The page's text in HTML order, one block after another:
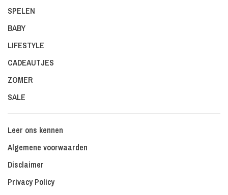
SPELEN
BABY
LIFESTYLE
CADEAUTJES
ZOMER
SALE
Leer ons kennen
Algemene voorwaarden
Disclaimer
Privacy Policy